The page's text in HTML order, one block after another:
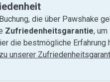
die über Pawshake
Zufriedenheitsgarantie,
die bestmögliche Erfahrung
unserer